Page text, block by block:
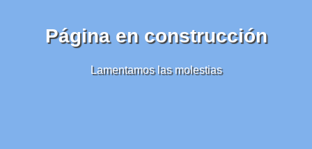
Página en construcción
Lamentamos las molestias